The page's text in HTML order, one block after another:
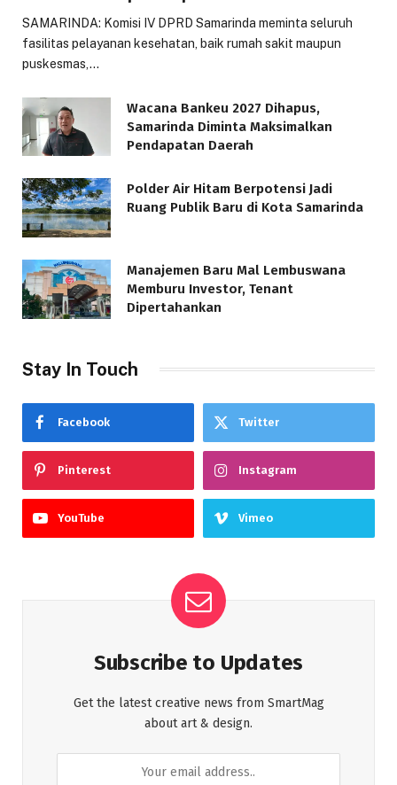
SAMARINDA: Komisi IV DPRD Samarinda meminta seluruh
fasilitas pelayanan kesehatan, baik rumah sakit maupun
puskesmas,…
Wacana Bankeu 2027 Dihapus,
Samarinda Diminta Maksimalkan
Pendapatan Daerah
Polder Air Hitam Berpotensi Jadi
Ruang Publik Baru di Kota Samarinda
Manajemen Baru Mal Lembuswana
Memburu Investor, Tenant
Dipertahankan
Stay In Touch
Facebook Twitter
Pinterest Instagram
YouTube Vimeo
Subscribe to Updates
Get the latest creative news from SmartMag
about art & design.